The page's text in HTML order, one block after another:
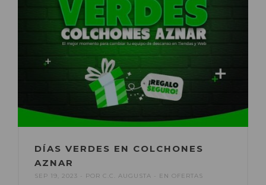
DÍAS VERDES EN COLCHONES
AZNAR
SEP 19, 2023 POR C.C. AUGUSTA EN OFERTAS